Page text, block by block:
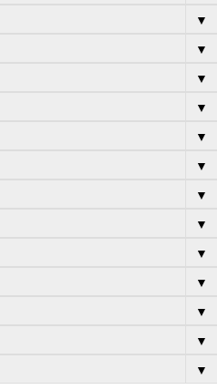
▼
▼
▼
▼
▼
▼
▼
▼
▼
▼
▼
▼
▼